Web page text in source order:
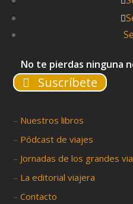
No te pierdas ninguna
Suscríbete
– Nuestros libros
– Pódcast de viajes
– Jornadas de los grandes
– La editorial viajera
–Contacto